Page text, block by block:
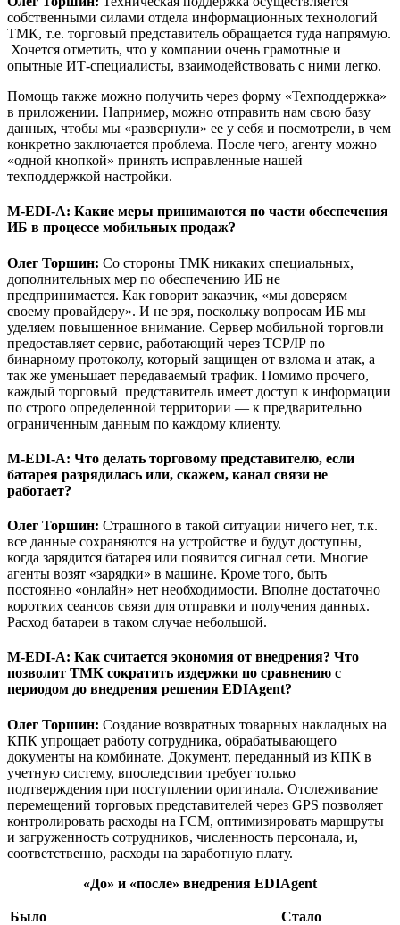
собственными силами отдела информационных технологий
ТМК, т.е. торговый представитель обращается туда напрямую.
Хочется отметить, что у компании очень грамотные и
опытные ИТ-специалисты, взаимодействовать с ними легко.
Помощь также можно получить через форму «Техподдержка»
в приложении. Например, можно отправить нам свою базу
данных, чтобы мы «развернули» ее у себя и посмотрели, в чем
конкретно заключается проблема. После чего, агенту можно
«одной кнопкой» принять исправленные нашей
техподдержкой настройки.
M-EDI-A: Какие меры принимаются по части обеспечения
ИБ в процессе мобильных продаж?
Олег Торшин: Со стороны ТМК никаких специальных,
дополнительных мер по обеспечению ИБ не
предпринимается. Как говорит заказчик, «мы доверяем
своему провайдеру». И не зря, поскольку вопросам ИБ мы
уделяем повышенное внимание. Сервер мобильной торговли
предоставляет сервис, работающий через TCP/IP по
бинарному протоколу, который защищен от взлома и атак, а
так же уменьшает передаваемый трафик. Помимо прочего,
каждый торговый представитель имеет доступ к информации
по строго определенной территории — к предварительно
ограниченным данным по каждому клиенту.
M-EDI-A: Что делать торговому представителю, если
батарея разрядилась или, скажем, канал связи не
работает?
Олег Торшин: Страшного в такой ситуации ничего нет, т.к.
все данные сохраняются на устройстве и будут доступны,
когда зарядится батарея или появится сигнал сети. Многие
агенты возят «зарядки» в машине. Кроме того, быть
постоянно «онлайн» нет необходимости. Вполне достаточно
коротких сеансов связи для отправки и получения данных.
Расход батареи в таком случае небольшой.
M-EDI-A: Как считается экономия от внедрения? Что
позволит ТМК сократить издержки по сравнению с
периодом до внедрения решения EDIAgent?
Олег Торшин: Создание возвратных товарных накладных на
КПК упрощает работу сотрудника, обрабатывающего
документы на комбинате. Документ, переданный из КПК в
учетную систему, впоследствии требует только
подтверждения при поступлении оригинала. Отслеживание
перемещений торговых представителей через GPS позволяет
контролировать расходы на ГСМ, оптимизировать маршруты
и загруженность сотрудников, численность персонала, и,
соответственно, расходы на заработную плату.
«До» и «после» внедрения EDIAgent
Было
Стало